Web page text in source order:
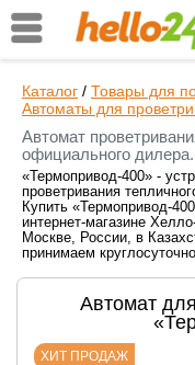
Каталог / Товары для
Автоматы для
Автомат
официального
«Термопривод-400» -
проветривания
Купить «Термопривод-
интернет-магазине
Москве, России, в
принимаем
Автомат
ХИТ ПРОДАЖ